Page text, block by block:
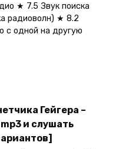
★ 7.5 Звук поиска
радиоволн) ★ 8.2
с одной на другую
Гейгера –
и слушать